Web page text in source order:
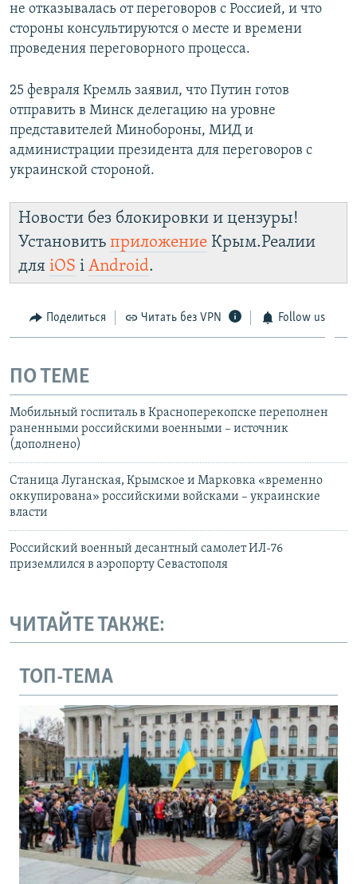
не отказывалась от переговоров с Россией, и что
стороны консультируются о месте и времени
проведения переговорного процесса.
25 февраля Кремль заявил, что Путин готов
отправить в Минск делегацию на уровне
представителей Минобороны, МИД и
администрации президента для переговоров с
украинской стороной.
Новости без блокировки и цензуры!
Установить приложение Крым.Реалии
для iOS і Android.
Поделиться Читать без VPN Follow us
ПО ТЕМЕ
Мобильный госпиталь в Красноперекопске переполнен
раненными российскими военными – источник
(дополнено)
Станица Луганская, Крымское и Марковка «временно
оккупирована» российскими войсками – украинские
власти
Российский военный десантный самолет ИЛ-76
приземлился в аэропорту Севастополя
ЧИТАЙТЕ ТАКЖЕ:
ТОП-ТЕМА